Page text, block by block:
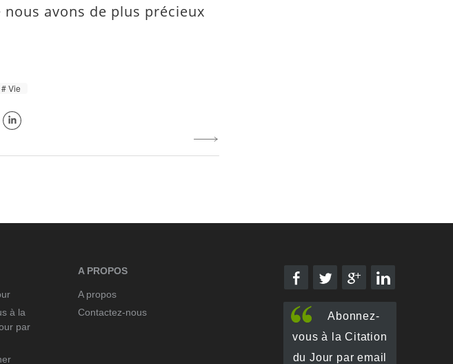
avons de plus précieux
Vie
Abonnez-
vous à la Citation
du Jour par email
à la
par
A PROPOS
A propos
Contactez-nous